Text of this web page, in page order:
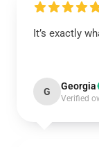
It’s exactly
G Georgia
Verified